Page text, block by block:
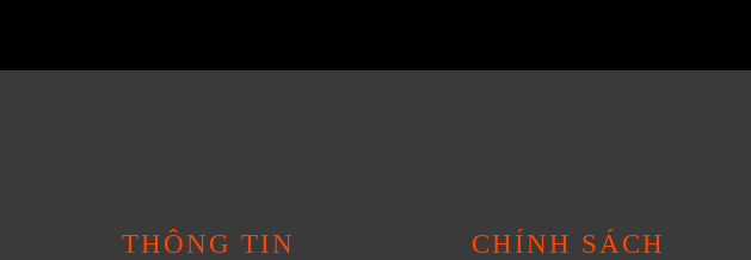
THÔNG TIN CHÍNH SÁCH